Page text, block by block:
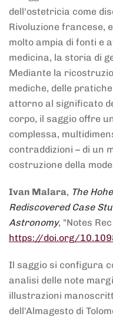
dell'ostetricia come
Rivoluzione francese,
molto ampia di fonti e
medicina, la storia di
Mediante la
mediche, delle
attorno al significato
corpo, il saggio offre
complessa,
contraddizioni – di un
costruzione della
Ivan Malara, The
Rediscovered Case
Astronomy, "Notes
https://doi.org/
Il saggio si configura
analisi delle note
illustrazioni
dell'Almagesto di